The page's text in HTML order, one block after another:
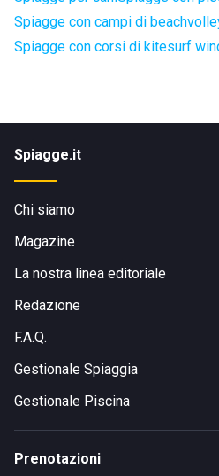
Spiagge con campi di
Spiagge con corsi di kitesurf
Spiagge.it
Chi siamo
Magazine
La nostra linea editoriale
Redazione
F.A.Q.
Gestionale Spiaggia
Gestionale Piscina
Prenotazioni